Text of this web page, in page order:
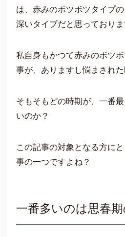
は、赤みのボツボツタイプ
深いタイプだと思っておりま
私自身もかつて赤みのボツ
事が、ありますし悩まされた
そもそもどの時期が、一番
いのか？
この記事の対象となる方に
事の一つですよね？
一番多いのは思春期